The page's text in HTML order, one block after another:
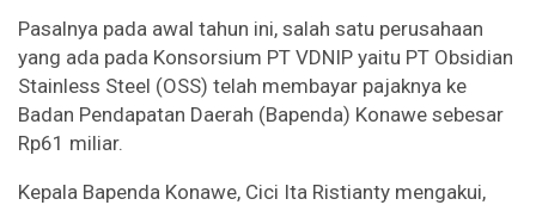
Pasalnya pada awal tahun ini, salah satu perusahaan
yang ada pada Konsorsium PT VDNIP yaitu PT Obsidian
Stainless Steel (OSS) telah membayar pajaknya ke
Badan Pendapatan Daerah (Bapenda) Konawe sebesar
Rp61 miliar.
Kepala Bapenda Konawe, Cici Ita Ristianty mengakui,